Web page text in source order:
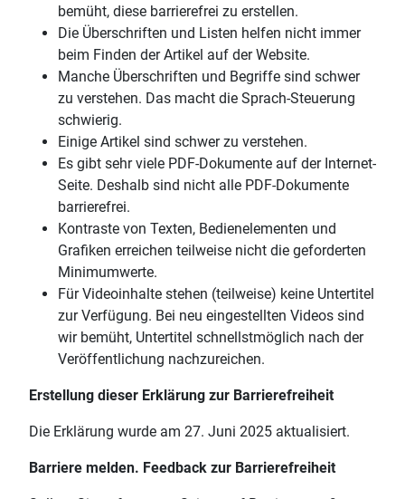
bemüht, diese barrierefrei zu erstellen.
Die Überschriften und Listen helfen nicht immer
beim Finden der Artikel auf der Website.
Manche Überschriften und Begriffe sind schwer
zu verstehen. Das macht die Sprach-Steuerung
schwierig.
Einige Artikel sind schwer zu verstehen.
Es gibt sehr viele PDF-Dokumente auf der Internet-
Seite. Deshalb sind nicht alle PDF-Dokumente
barrierefrei.
Kontraste von Texten, Bedienelementen und
Grafiken erreichen teilweise nicht die geforderten
Minimumwerte.
Für Videoinhalte stehen (teilweise) keine Untertitel
zur Verfügung. Bei neu eingestellten Videos sind
wir bemüht, Untertitel schnellstmöglich nach der
Veröffentlichung nachzureichen.
Erstellung dieser Erklärung zur Barrierefreiheit
Die Erklärung wurde am 27. Juni 2025 aktualisiert.
Barriere melden. Feedback zur Barrierefreiheit